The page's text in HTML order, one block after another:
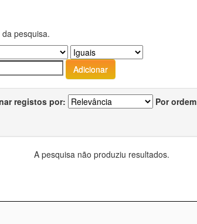
pesquisa.
registos por: Por ordem
A pesquisa não produziu resultados.